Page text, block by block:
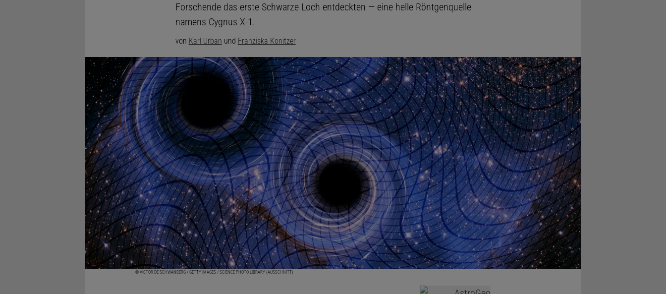
Forschende das erste Schwarze Loch entdeckten — eine helle Röntgenquelle
namens Cygnus X-1.
von Karl Urban und Franziska Konitzer
© VICTOR DE SCHWANBERG / GETTY IMAGES / SCIENCE PHOTO LIBRARY (AUSSCHNITT)